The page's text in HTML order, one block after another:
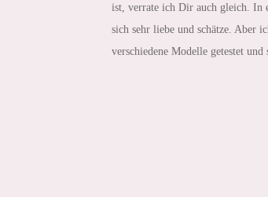
ist, verrate ich Dir auch gleich. In
sich sehr liebe und schätze. Aber
verschiedene Modelle getestet